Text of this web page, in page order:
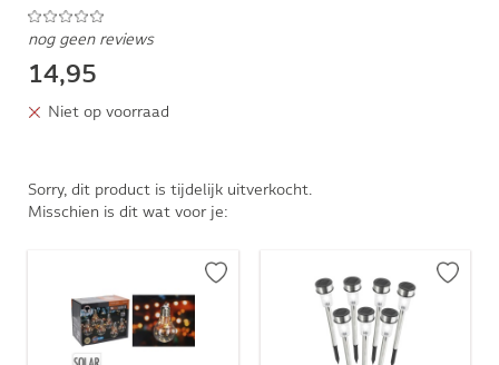
nog geen reviews
14,95
Niet op voorraad
Sorry, dit product is tijdelijk uitverkocht.
Misschien is dit wat voor je: